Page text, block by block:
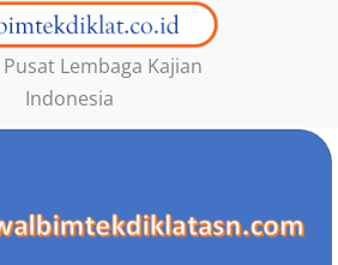
Lembaga Kajian
Indonesia